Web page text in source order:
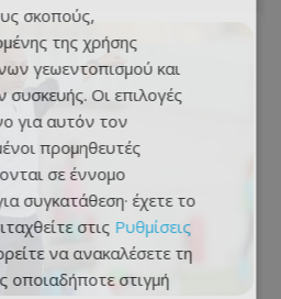
σκοπούς,
της χρήσης
γεωεντοπισμού και
συσκευής. Οι επιλογές
για αυτόν τον
προμηθευτές
σε έννομο
συγκατάθεση· έχετε το
στις Ρυθμίσεις
να ανακαλέσετε τη
οποιαδήποτε στιγμή